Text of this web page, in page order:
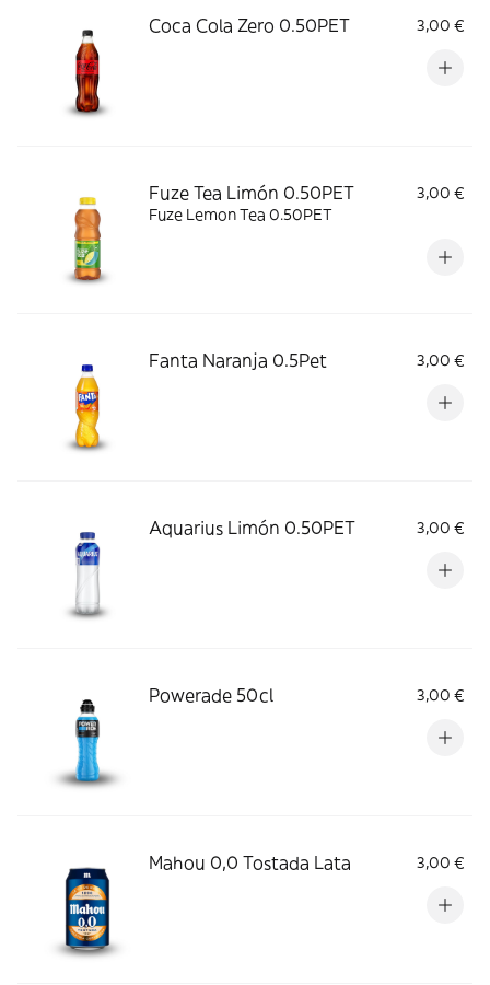
Coca Cola Zero 0.50PET 3,00 €
Fuze Tea Limón 0.50PET
3,00 €
Fuze Lemon Tea 0.50PET
Fanta Naranja 0.5Pet 3,00 €
Aquarius Limón 0.50PET 3,00 €
Powerade 50cl 3,00 €
Mahou 0,0 Tostada Lata 3,00 €